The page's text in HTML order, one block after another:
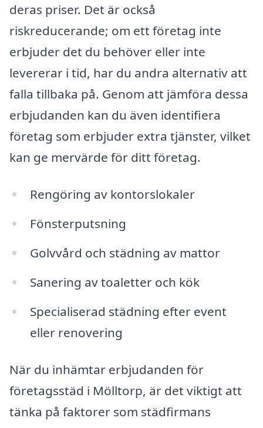
deras priser. Det är också
riskreducerande; om ett företag inte
erbjuder det du behöver eller inte
levererar i tid, har du andra alternativ att
falla tillbaka på. Genom att jämföra dessa
erbjudanden kan du även identifiera
företag som erbjuder extra tjänster, vilket
kan ge mervärde för ditt företag.
Rengöring av kontorslokaler
Fönsterputsning
Golvvård och städning av mattor
Sanering av toaletter och kök
Specialiserad städning efter event
eller renovering
När du inhämtar erbjudanden för
företagsstäd i Mölltorp, är det viktigt att
tänka på faktorer som städfirmans